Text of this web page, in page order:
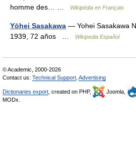
homme des… …
Wikipédia en Français
Yōhei Sasakawa — Yohei Sasakawa
1939, 72 años …
Wikipedia Español
© Academic, 2000-2026
Contact us: Technical Support Advertising
Dictionaries export , created on PHP, Joomla,
MODx.